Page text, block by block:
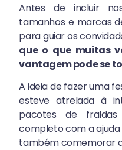
Antes de incluir
tamanhos e marcas
para guiar os
que o que muitas
vantagem pode se
A ideia de fazer uma
esteve atrelada à
pacotes de
completo com a
também comemorar